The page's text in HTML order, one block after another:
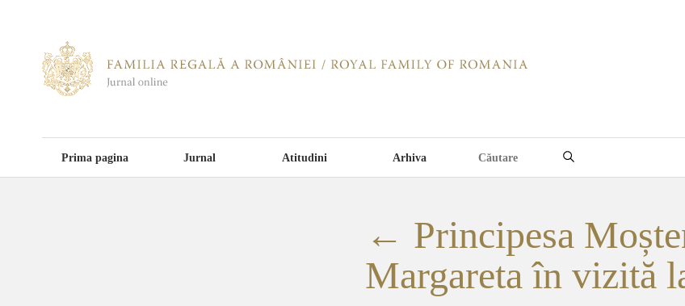
Prima pagina Jurnal Atitudini Arhiva
← Principesa
Margareta în vizită